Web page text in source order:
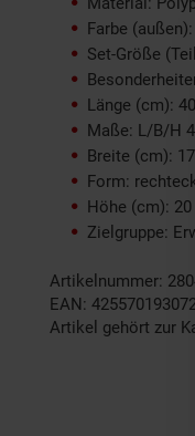
Farbe (außen):
Set-Größe
Länge (cm):
Maße: L/B/H
Breite (cm):
Form:
Höhe (cm):
Zielgruppe:
Artikelnummer:
EAN:
Artikel gehört zur